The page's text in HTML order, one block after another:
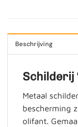
Beschrijving
Schilderij
Metaal
bescherming
olifant.